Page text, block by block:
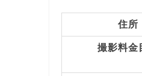
住所
撮影料金